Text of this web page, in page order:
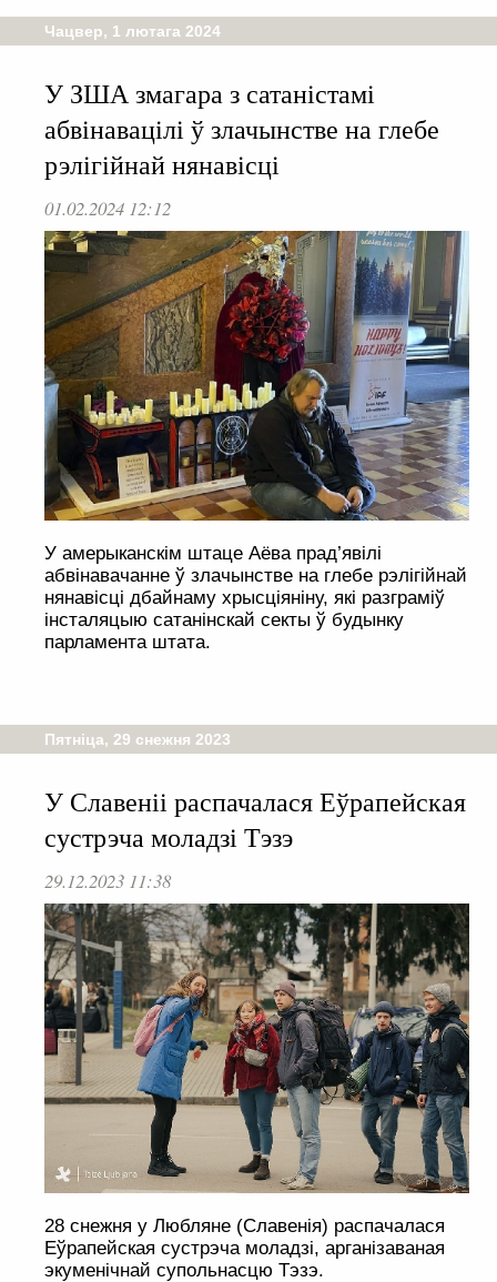
Чацвер, 1 лютага 2024
У ЗША змагара з сатаністамі
абвінавацілі ў злачынстве на глебе
рэлігійнай нянавісці
01.02.2024 12:12
У амерыканскім штаце Аёва прад’явілі
абвінавачанне ў злачынстве на глебе рэлігійнай
нянавісці дбайнаму хрысціяніну, які разграміў
інсталяцыю сатанінскай секты ў будынку
парламента штата.
Пятніца, 29 снежня 2023
У Славеніі распачалася Еўрапейская
сустрэча моладзі Тэзэ
29.12.2023 11:38
28 снежня у Любляне (Славенія) распачалася
Еўрапейская сустрэча моладзі, арганізаваная
экуменічнай супольнасцю Тэзэ.